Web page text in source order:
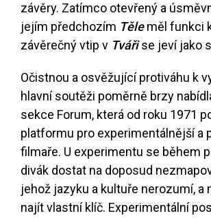
závěry. Zatímco otevřený a
jejím předchozím Těleměl funkci
závěrečný vtip v Tvářise jeví jako
Očistnou a osvěžující protiváhu k
hlavní soutěži poměrně brzy
sekce Forum, která od roku 1971
platformu pro experimentálnější a
filmaře. U experimentu se během
divák dostat na doposud
jehož jazyku a kultuře nerozumí, a
najít vlastní klíč. Experimentální